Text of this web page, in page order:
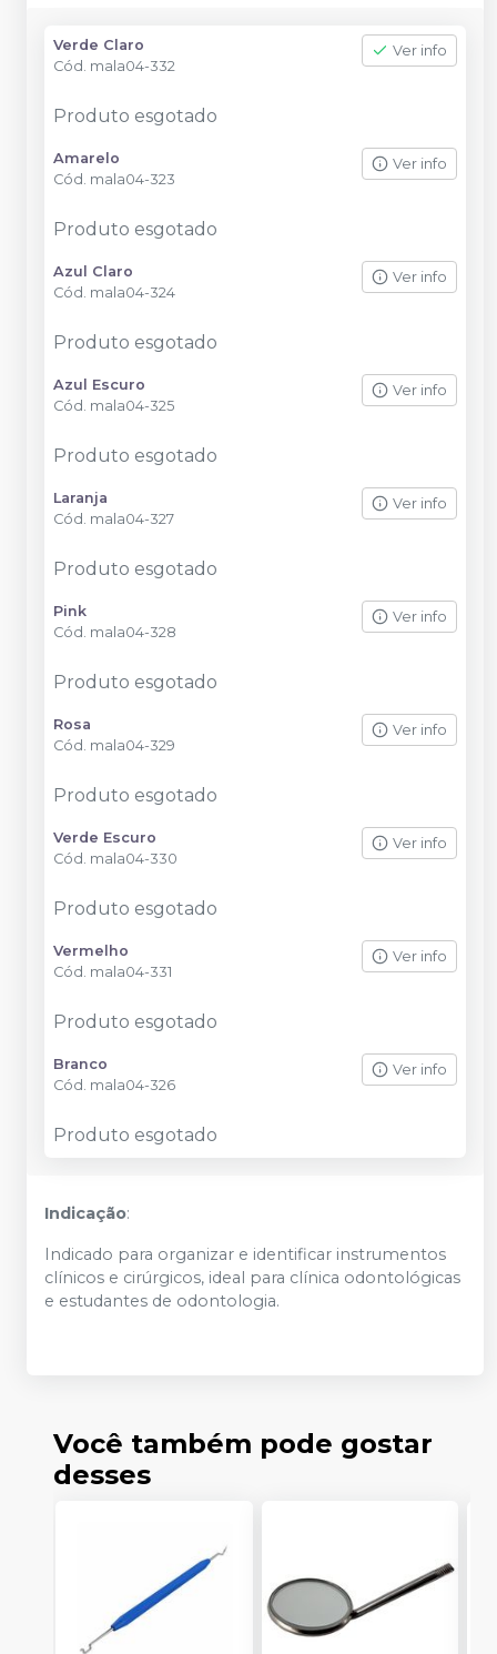
Verde Claro
Cód. mala04-332
Ver info
Produto esgotado
Amarelo
Cód. mala04-323
Ver info
Produto esgotado
Azul Claro
Cód. mala04-324
Ver info
Produto esgotado
Azul Escuro
Cód. mala04-325
Ver info
Produto esgotado
Laranja
Cód. mala04-327
Ver info
Produto esgotado
Pink
Cód. mala04-328
Ver info
Produto esgotado
Rosa
Cód. mala04-329
Ver info
Produto esgotado
Verde Escuro
Cód. mala04-330
Ver info
Produto esgotado
Vermelho
Cód. mala04-331
Ver info
Produto esgotado
Branco
Cód. mala04-326
Ver info
Produto esgotado
Indicação:
Indicado para organizar e identificar instrumentos
clínicos e cirúrgicos, ideal para clínica odontológicas
e estudantes de odontologia.
Você também pode gostar
desses